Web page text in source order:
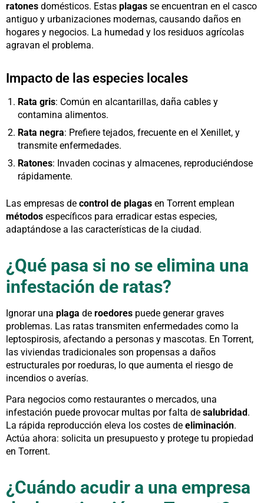
ratones domésticos. Estas plagas se encuentran en el casco
antiguo y urbanizaciones modernas, causando daños en
hogares y negocios. La humedad y los residuos agrícolas
agravan el problema.
Impacto de las especies locales
Rata gris: Común en alcantarillas, daña cables y
contamina alimentos.
Rata negra: Prefiere tejados, frecuente en el Xenillet, y
transmite enfermedades.
Ratones: Invaden cocinas y almacenes, reproduciéndose
rápidamente.
Las empresas de control de plagas en Torrent emplean
métodos específicos para erradicar estas especies,
adaptándose a las características de la ciudad.
¿Qué pasa si no se elimina una
infestación de ratas?
Ignorar una plaga de roedores puede generar graves
problemas. Las ratas transmiten enfermedades como la
leptospirosis, afectando a personas y mascotas. En Torrent,
las viviendas tradicionales son propensas a daños
estructurales por roeduras, lo que aumenta el riesgo de
incendios o averías.
Para negocios como restaurantes o mercados, una
infestación puede provocar multas por falta de salubridad .
La rápida reproducción eleva los costes de eliminación.
Actúa ahora: solicita un presupuesto y protege tu propiedad
en Torrent.
¿Cuándo acudir a una empresa